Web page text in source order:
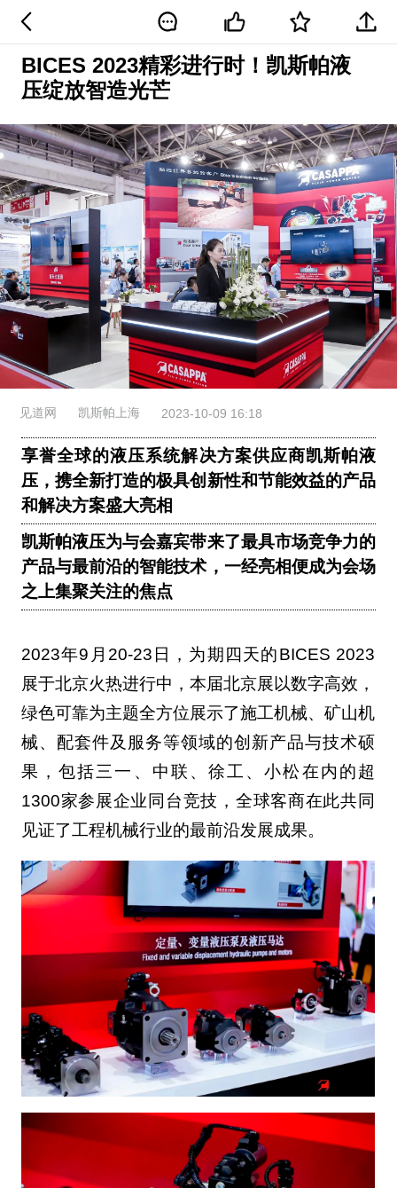
BICES 2023精彩进行时！凯斯帕液
压绽放智造光芒
见道网 凯斯帕上海 2023-10-09 16:18
享誉全球的液压系统解决方案供应商凯斯帕液
压，携全新打造的极具创新性和节能效益的产品
和解决方案盛大亮相
凯斯帕液压为与会嘉宾带来了最具市场竞争力的
产品与最前沿的智能技术，一经亮相便成为会场
之上集聚关注的焦点
2023年9月20-23日，为期四天的BICES 2023
展于北京火热进行中，本届北京展以数字高效，
绿色可靠为主题全方位展示了施工机械、矿山机
械、配套件及服务等领域的创新产品与技术硕
果，包括三一、中联、徐工、小松在内的超
1300家参展企业同台竞技，全球客商在此共同
见证了工程机械行业的最前沿发展成果。